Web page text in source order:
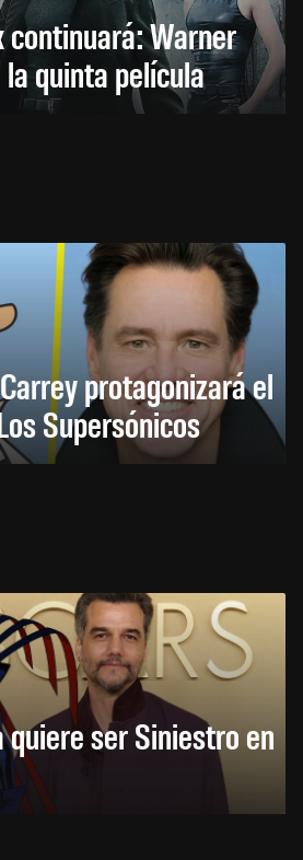
Warner
quinta película
protagonizará el
Supersónicos
ser Siniestro en